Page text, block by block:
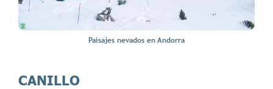
Paisajes nevados en Andorra
CANILLO